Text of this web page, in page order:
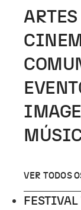
VER TODOS
FESTIVAL